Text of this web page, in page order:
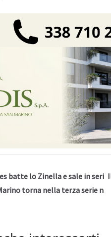
batte lo Zinella e sale in seri
torna nella terza serie n